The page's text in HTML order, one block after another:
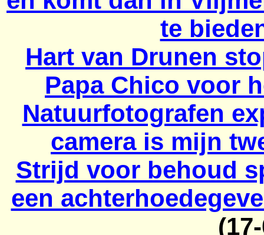
te
Hart van Drunen
Papa Chico voor
Natuurfotografen
camera is mijn
Strijd voor behoud
een